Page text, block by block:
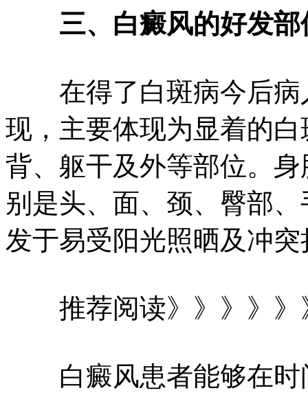
三、白癜风的好发部
在得了白斑病今后病
现，主要体现为显着的
背、躯干及外等部位。
别是头、面、颈、臀部
发于易受阳光照晒及冲
推荐阅读》》》》》
白癜风患者能够在时